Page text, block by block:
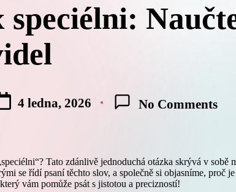
speciélni:
4 ledna, 2026 No Comments
Tato zdánlivě jednoduchá otázka skrývá v
se řídí psaní těchto slov, a společně si objasníme, proč
vám pomůže psát s jistotou a precizností!